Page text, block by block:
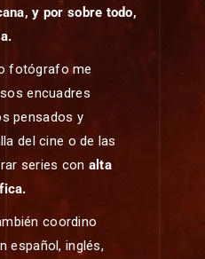
y por sobre todo,
fotógrafo me
encuadres
pensados y
del cine o de las
series con alta
coordino
español, inglés,